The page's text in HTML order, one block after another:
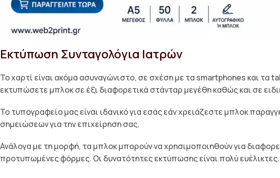
Εκτύπωση Συνταγολόγια Ιατρών
Το χαρτί είναι ακόμα ασυναγώνιστο, σε σχέση με τα smartphones και τα
εκτυπώσετε μπλοκ σε έξι διαφορετικά στάνταρ μεγέθη καθώς και σε
Το τυπογραφείο μας είναι ιδανικό για εσάς εάν χρειάζεστε μπλοκ
σημειώσεων για την επιχείρηση σας.
Ανάλογα με τη μορφή, τα μπλοκ μπορούν να χρησιμοποιηθούν για
προτυπωμένες φόρμες. Οι δυνατότητες εκτύπωσης είναι πολύ